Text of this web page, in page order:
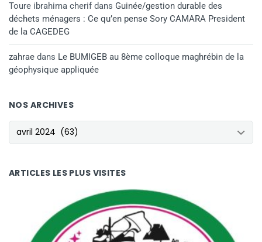
Toure ibrahima cherifdans Guinée/gestion durable des
déchets ménagers : Ce qu’en pense Sory CAMARA President
de la CAGEDEG
zahrae dans Le BUMIGEB au 8ème colloque maghrébin de la
géophysique appliquée
NOS ARCHIVES
NOS ARCHIVES
ARTICLES LES PLUS VISITES